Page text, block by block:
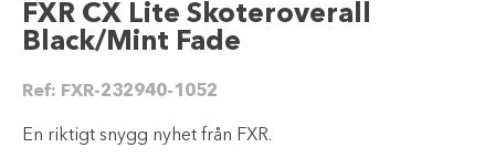
FXR CX Lite Skoteroverall
Black/Mint Fade
Ref: FXR-232940-1052
En riktigt snygg nyhet från FXR.